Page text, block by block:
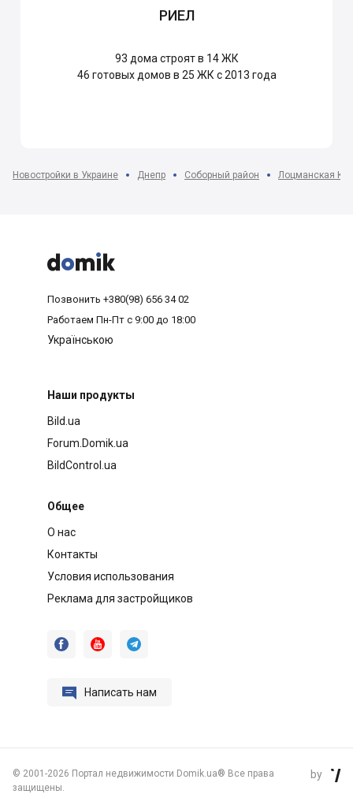
РИЕЛ
93 дома строят в 14 ЖК
46 готовых домов в 25 ЖК с 2013 года
Новостройки в Украине Днепр Соборный район Лоцманская



Позвонить +380(98) 656 34 02
Работаем Пн-Пт с 9:00 до 18:00
Українською
Наши продукты
Bild.ua
Forum.Domik.ua
BildControl.ua
Общее
О нас
Контакты
Условия использования
Реклама для застройщиков
  
 Написать нам
© 2001-2026 Портал недвижимости Domik.ua® Все права
защищены.
by 